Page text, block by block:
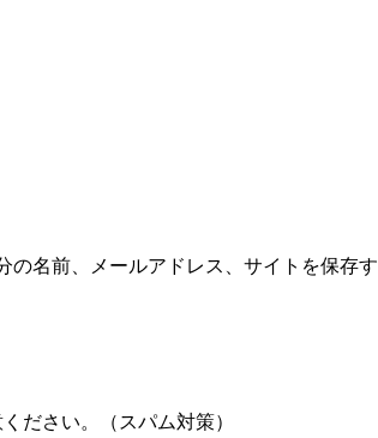
の名前、メールアドレス、サイトを保存す
ださい。（スパム対策）